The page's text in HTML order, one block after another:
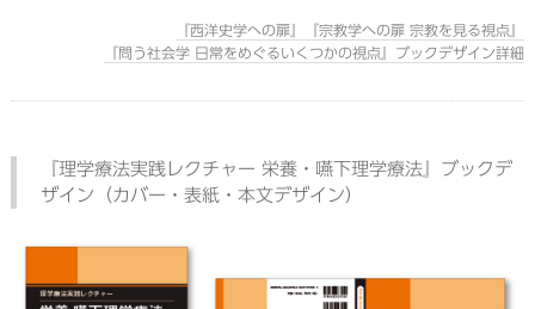
『西洋史学への扉』『宗教学への扉 宗教を見る視点』
『問う社会学 日常をめぐるいくつかの視点』ブックデザイン詳細
『理学療法実践レクチャー 栄養・嚥下理学療法』ブックデ
ザイン（カバー・表紙・本文デザイン）